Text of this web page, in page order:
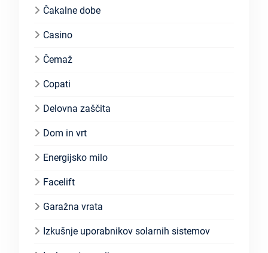
Čakalne dobe
Casino
Čemaž
Copati
Delovna zaščita
Dom in vrt
Energijsko milo
Facelift
Garažna vrata
Izkušnje uporabnikov solarnih sistemov